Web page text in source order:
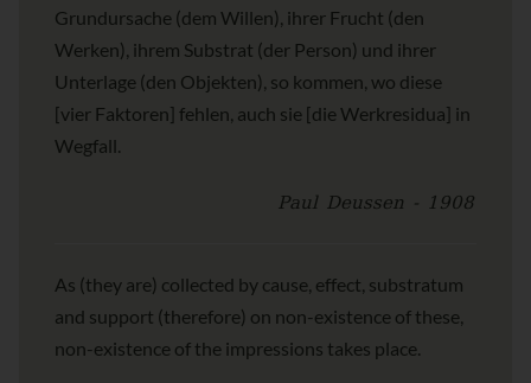
Grundursache (dem Willen), ihrer Frucht (den
Werken), ihrem Substrat (der Person) und ihrer
Unterlage (den Objekten), so kommen, wo diese
[vier Faktoren] fehlen, auch sie [die Werkresidua] in
Wegfall.
Paul Deussen - 1908
As (they are) collected by cause, effect, substratum
and support (therefore) on non-existence of these,
non-existence of the impressions takes place.